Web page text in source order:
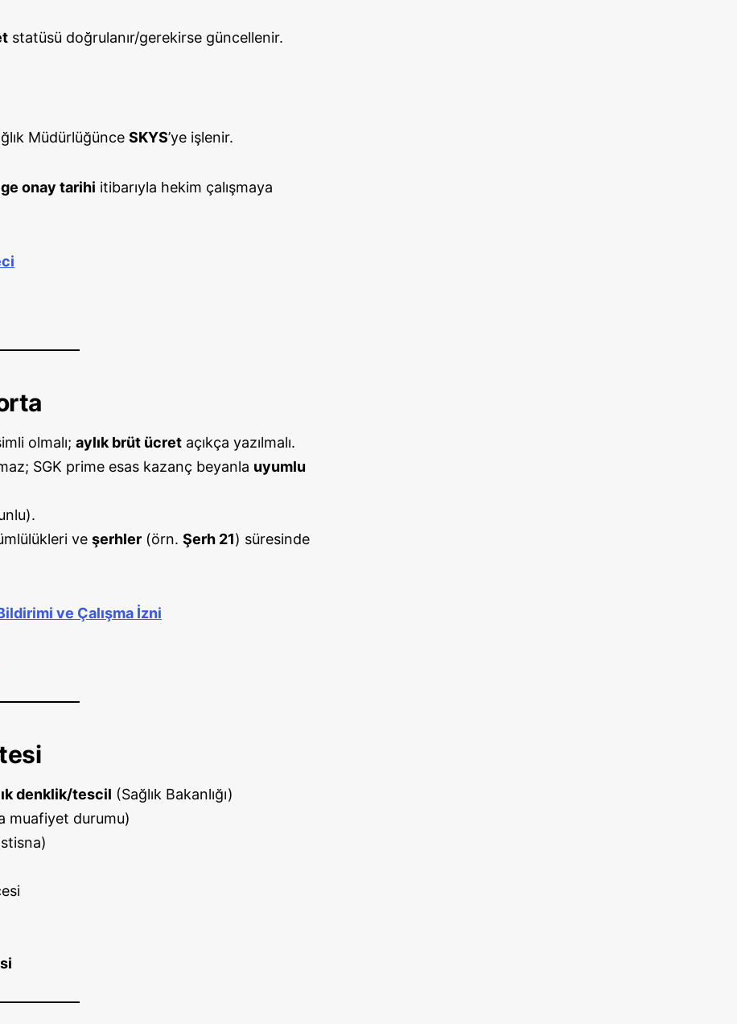
statüsü doğrulanır/gerekirse güncellenir.
Müdürlüğünce SKYS’ye işlenir.
onay tarihi itibarıyla hekim çalışmaya
olmalı; aylık brüt ücret açıkça yazılmalı.
SGK prime esas kazanç beyanla uyumlu
ve şerhler (örn. Şerh 21) süresinde
ve Çalışma İzni
denklik/tescil (Sağlık Bakanlığı)
muafiyet durumu)